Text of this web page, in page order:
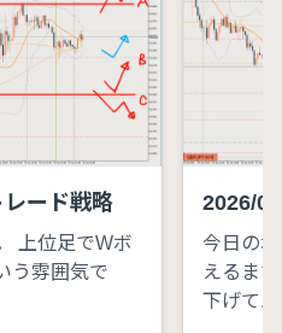
ード戦略
上位足でWボ
う雰囲気で
2026/
今日の
えるま
下げて...